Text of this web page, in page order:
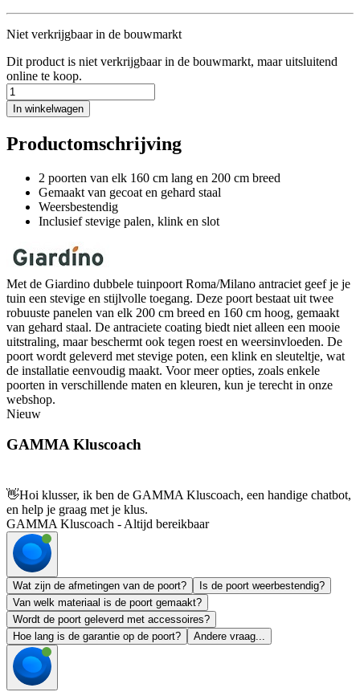
Niet verkrijgbaar in de bouwmarkt
Dit product is niet verkrijgbaar in de bouwmarkt, maar uitsluitend
online te koop.
In winkelwagen
Productomschrijving
2 poorten van elk 160 cm lang en 200 cm breed
Gemaakt van gecoat en gehard staal
Weersbestendig
Inclusief stevige palen, klink en slot
Met de Giardino dubbele tuinpoort Roma/Milano antraciet geef je je
tuin een stevige en stijlvolle toegang. Deze poort bestaat uit twee
robuuste panelen van elk 200 cm breed en 160 cm hoog, gemaakt
van gehard staal. De antraciete coating biedt niet alleen een mooie
uitstraling, maar beschermt ook tegen roest en weersinvloeden. De
poort wordt geleverd met stevige poten, een klink en sleuteltje, wat
de installatie eenvoudig maakt. Voor meer opties, zoals enkele
poorten in verschillende maten en kleuren, kun je terecht in onze
webshop.
Nieuw
GAMMA Kluscoach
👋Hoi klusser, ik ben de GAMMA Kluscoach, een handige chatbot,
en help je graag met je klus.
GAMMA Kluscoach - Altijd bereikbaar
Wat zijn de afmetingen van de poort?
Is de poort weerbestendig?
Van welk materiaal is de poort gemaakt?
Wordt de poort geleverd met accessoires?
Hoe lang is de garantie op de poort?
Andere vraag...